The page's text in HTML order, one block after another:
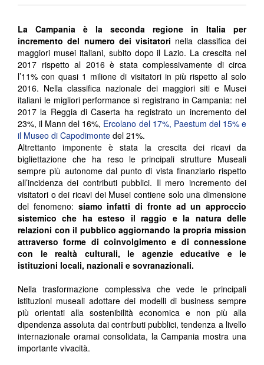
La Campania è la seconda regione in Italia per
incremento del numero dei visitatori nella classifica dei
maggiori musei italiani, subito dopo il Lazio. La crescita nel
2017 rispetto al 2016 è stata complessivamente di circa
l’11% con quasi 1 milione di visitatori in più rispetto al solo
2016. Nella classifica nazionale dei maggiori siti e Musei
italiani le migliori performance si registrano in Campania: nel
2017 la Reggia di Caserta ha registrato un incremento del
23%, il Mann del 16%, Ercolano del 17%, Paestum del 15% e
il Museo di Capodimonte del 21%.
Altrettanto imponente è stata la crescita dei ricavi da
bigliettazione che ha reso le principali strutture Museali
sempre più autonome dal punto di vista finanziario rispetto
all’incidenza dei contributi pubblici. Il mero incremento dei
visitatori o dei ricavi dei Musei contiene solo una dimensione
del fenomeno: siamo infatti di fronte ad un approccio
sistemico che ha esteso il raggio e la natura delle
relazioni con il pubblico aggiornando la propria mission
attraverso forme di coinvolgimento e di connessione
con le realtà culturali, le agenzie educative e le
istituzioni locali, nazionali e sovranazionali.
Nella trasformazione complessiva che vede le principali
istituzioni museali adottare dei modelli di business sempre
più orientati alla sostenibilità economica e non più alla
dipendenza assoluta dai contributi pubblici, tendenza a livello
internazionale oramai consolidata, la Campania mostra una
importante vivacità.